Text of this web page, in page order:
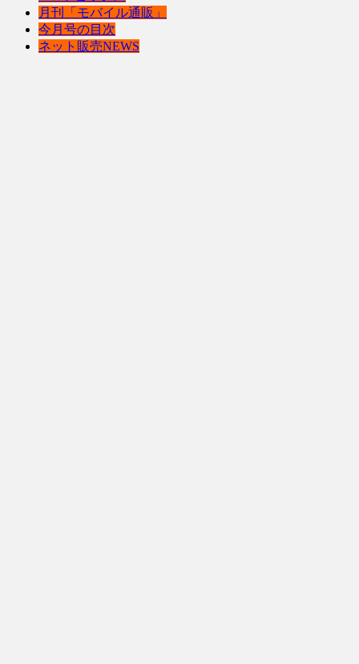
月刊「モバイル通販」
今月号の目次
ネット販売NEWS